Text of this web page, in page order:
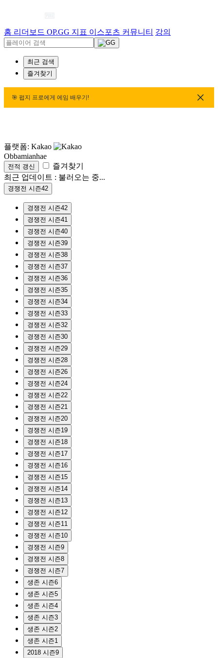
홈 리더보드 OP.GG 지표 이스포츠 커뮤니티 강의
최근 검색
즐겨찾기
🎯 펍지 프로에게 에임 배우기!
플랫폼: Kakao
Obbamianhae
전적 갱신
즐겨찾기
최근 업데이트 : 불러오는 중...
경쟁전 시즌42
경쟁전 시즌42
경쟁전 시즌41
경쟁전 시즌40
경쟁전 시즌39
경쟁전 시즌38
경쟁전 시즌37
경쟁전 시즌36
경쟁전 시즌35
경쟁전 시즌34
경쟁전 시즌33
경쟁전 시즌32
경쟁전 시즌30
경쟁전 시즌29
경쟁전 시즌28
경쟁전 시즌26
경쟁전 시즌24
경쟁전 시즌22
경쟁전 시즌21
경쟁전 시즌20
경쟁전 시즌19
경쟁전 시즌18
경쟁전 시즌17
경쟁전 시즌16
경쟁전 시즌15
경쟁전 시즌14
경쟁전 시즌13
경쟁전 시즌12
경쟁전 시즌11
경쟁전 시즌10
경쟁전 시즌9
경쟁전 시즌8
경쟁전 시즌7
생존 시즌6
생존 시즌5
생존 시즌4
생존 시즌3
생존 시즌2
생존 시즌1
2018 시즌9